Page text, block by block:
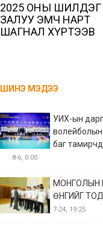
2025 ОНЫ ШИЛДЭГ
ЗАЛУУ ЭМЧ НАРТ
ШАГНАЛ ХҮРТЭЭВ
ШИНЭ МЭДЭЭ
УИХ-ын
баг
8-6, 0:00
МОНГОЛЫН
ӨНГИЙГ
7-24, 19:25